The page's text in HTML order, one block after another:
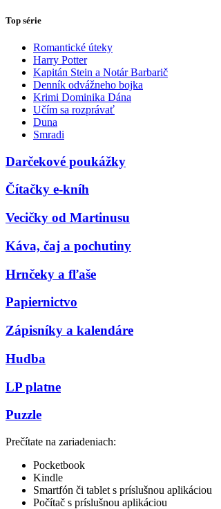
Top série
Romantické úteky
Harry Potter
Kapitán Stein a Notár Barbarič
Denník odvážneho bojka
Krimi Dominika Dána
Učím sa rozprávať
Duna
Smradi
Darčekové poukážky
Čítačky e-kníh
Vecičky od Martinusu
Káva, čaj a pochutiny
Hrnčeky a fľaše
Papiernictvo
Zápisníky a kalendáre
Hudba
LP platne
Puzzle
Prečítate na zariadeniach:
Pocketbook
Kindle
Smartfón či tablet s príslušnou aplikáciou
Počítač s príslušnou aplikáciou